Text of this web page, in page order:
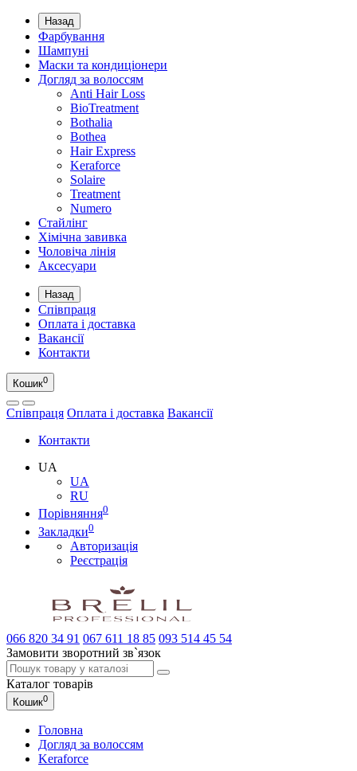
Назад
Фарбування
Шампуні
Маски та кондиціонери
Догляд за волоссям
Anti Hair Loss
BioTreatment
Bothalia
Bothea
Hair Express
Keraforce
Solaire
Treatment
Numero
Стайлінг
Хімічна завивка
Чоловіча лінія
Аксесуари
Назад
Співпраця
Оплата і доставка
Вакансії
Контакти
Кошик0
Співпраця Оплата і доставка Вакансії
Контакти
UA
UA
RU
Порівняння0
Закладки0
Авторизація
Реєстрація
066 820 34 91 067 611 18 85 093 514 45 54
Замовити зворотний зв`язок
Каталог товарів
Кошик0
Головна
Догляд за волоссям
Keraforce